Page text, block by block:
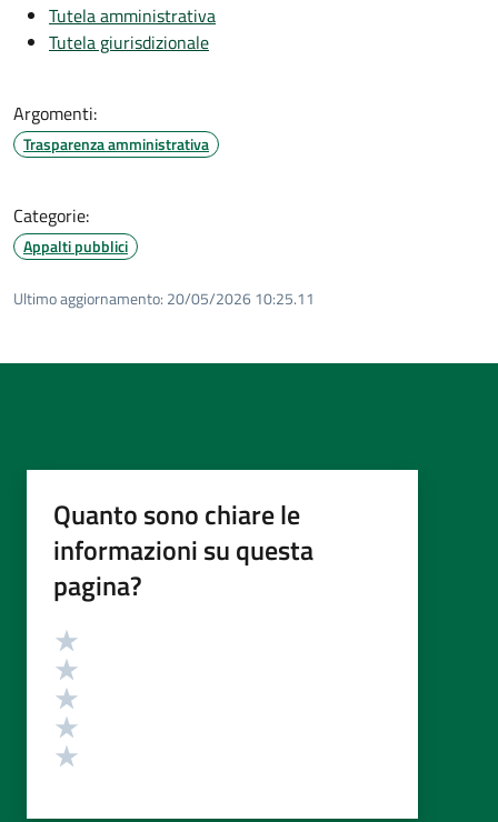
Tutela amministrativa
Tutela giurisdizionale
Argomenti:
Trasparenza amministrativa
Categorie:
Appalti pubblici
Ultimo aggiornamento: 20/05/2026 10:25.11
Quanto sono chiare le
informazioni su questa
pagina?
Valutazione